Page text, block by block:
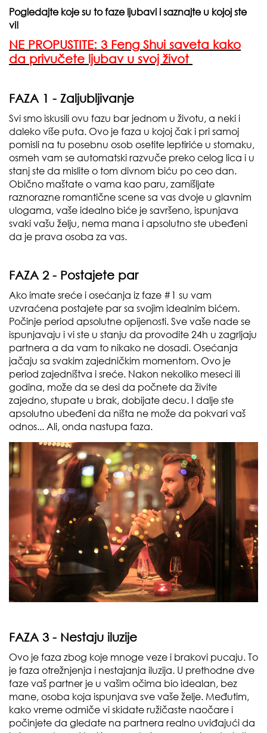
Pogledajte koje su to faze ljubavi i saznajte u kojoj ste
vi!
NE PROPUSTITE: 3 Feng Shui saveta kako
da privučete ljubav u svoj život
FAZA 1 - Zaljubljivanje
Svi smo iskusili ovu fazu bar jednom u životu, a neki i
daleko više puta. Ovo je faza u kojoj čak i pri samoj
pomisli na tu posebnu osob osetite leptiriće u stomaku,
osmeh vam se automatski razvuče preko celog lica i u
stanj ste da mislite o tom divnom biću po ceo dan.
Obično maštate o vama kao paru, zamišljate
raznorazne romantične scene sa vas dvoje u glavnim
ulogama, vaše idealno biće je savršeno, ispunjava
svaki vašu želju, nema mana i apsolutno ste ubeđeni
da je prava osoba za vas.
FAZA 2 - Postajete par
Ako imate sreće i osećanja iz faze #1 su vam
uzvraćena postajete par sa svojim idealnim bićem.
Počinje period apsolutne opijenosti. Sve vaše nade se
ispunjavaju i vi ste u stanju da provodite 24h u zagrljaju
partnera a da vam to nikako ne dosadi. Osećanja
jačaju sa svakim zajedničkim momentom. Ovo je
period zajedništva i sreće. Nakon nekoliko meseci ili
godina, može da se desi da počnete da živite
zajedno, stupate u brak, dobijate decu. I dalje ste
apsolutno ubeđeni da ništa ne može da pokvari vaš
odnos... Ali, onda nastupa faza.
FAZA 3 - Nestaju iluzije
Ovo je faza zbog koje mnoge veze i brakovi pucaju. To
je faza otrežnjenja i nestajanja iluzija. U prethodne dve
faze vaš partner je u vašim očima bio idealan, bez
mane, osoba koja ispunjava sve vaše želje. Međutim,
kako vreme odmiče vi skidate ružičaste naočare i
počinjete da gledate na partnera realno uviđajući da